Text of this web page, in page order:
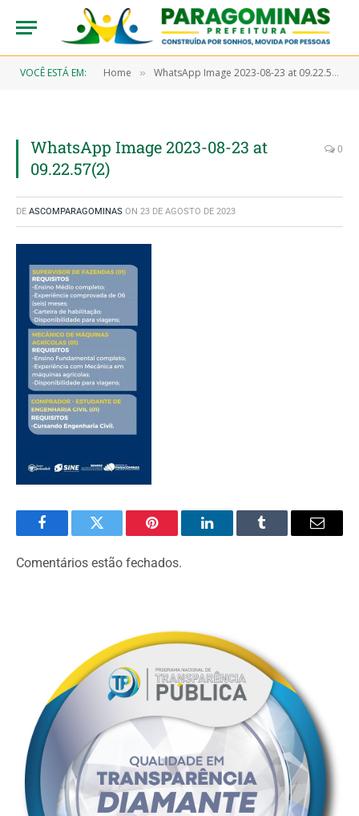
VOCÊ ESTÁ EM: Home » WhatsApp Image 2023-08-23 at 09.22.57(2)
WhatsApp Image 2023-08-23 at
09.22.57(2)
0
DE ASCOMPARAGOMINAS ON 23 DE AGOSTO DE 2023
FacebookTwitter Pinterest LinkedInTumblr Email
Comentários estão fechados.